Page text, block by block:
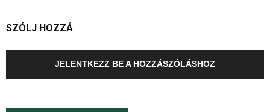
SZÓLJ HOZZÁ
JELENTKEZZ BE A HOZZÁSZÓLÁSHOZ